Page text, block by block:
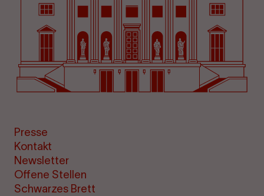
Presse
Kontakt
Newsletter
Offene Stellen
Schwarzes Brett